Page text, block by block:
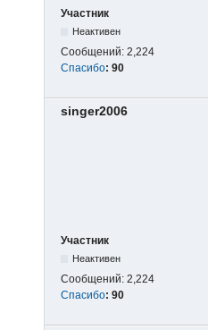
Участник
Неактивен
Сообщений: 2,224
Спасибо: 90
singer2006
Участник
Неактивен
Сообщений: 2,224
Спасибо: 90